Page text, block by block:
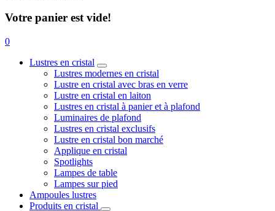
Votre panier est vide!
0
Lustres en cristal
Lustres modernes en cristal
Lustre en cristal avec bras en verre
Lustre en cristal en laiton
Lustres en cristal à panier et à plafond
Luminaires de plafond
Lustres en cristal exclusifs
Lustre en cristal bon marché
Applique en cristal
Spotlights
Lampes de table
Lampes sur pied
Ampoules lustres
Produits en cristal